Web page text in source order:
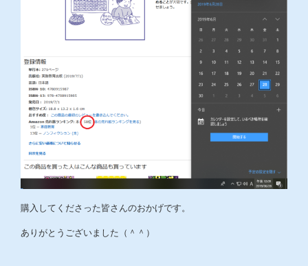
購入してくださった皆さんのおかげです。
ありがとうございました（＾＾）